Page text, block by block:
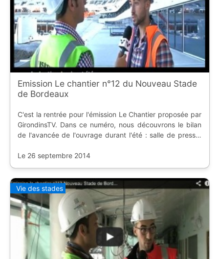
Emission Le chantier n°12 du Nouveau Stade
de Bordeaux
C'est la rentrée pour l'émission Le Chantier proposée par
GirondinsTV. Dans ce numéro, nous découvrons le bilan
de l'avancée de l'ouvrage durant l'été : salle de presse,
Le 26 septembre 2014
Vie des stades